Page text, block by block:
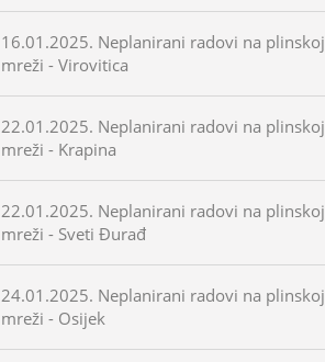
16.01.2025. Neplanirani radovi na plinskoj
mreži - Virovitica
22.01.2025. Neplanirani radovi na plinskoj
mreži - Krapina
22.01.2025. Neplanirani radovi na plinskoj
mreži - Sveti Đurađ
24.01.2025. Neplanirani radovi na plinskoj
mreži - Osijek